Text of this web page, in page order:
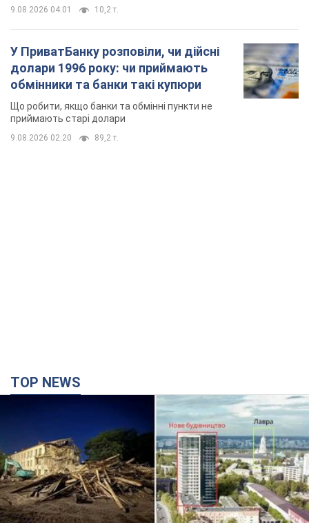
9.08.2026 04:01 10,2 т.
У ПриватБанку розповіли, чи дійсні
долари 1996 року: чи приймають
обмінники та банки такі купюри
Що робити, якщо банки та обмінні пункти не
приймають старі долари
9.08.2026 02:20 89,2 т.
TOP NEWS